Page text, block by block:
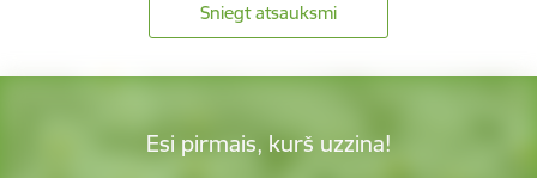
Sniegt atsauksmi
Esi pirmais, kurš uzzina!